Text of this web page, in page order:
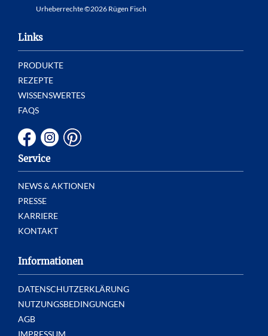
Urheberrechte ©2026 Rügen Fisch
Links
PRODUKTE
REZEPTE
WISSENSWERTES
FAQS
Service
NEWS & AKTIONEN
PRESSE
KARRIERE
KONTAKT
Informationen
DATENSCHUTZERKLÄRUNG
NUTZUNGSBEDINGUNGEN
AGB
IMPRESSUM